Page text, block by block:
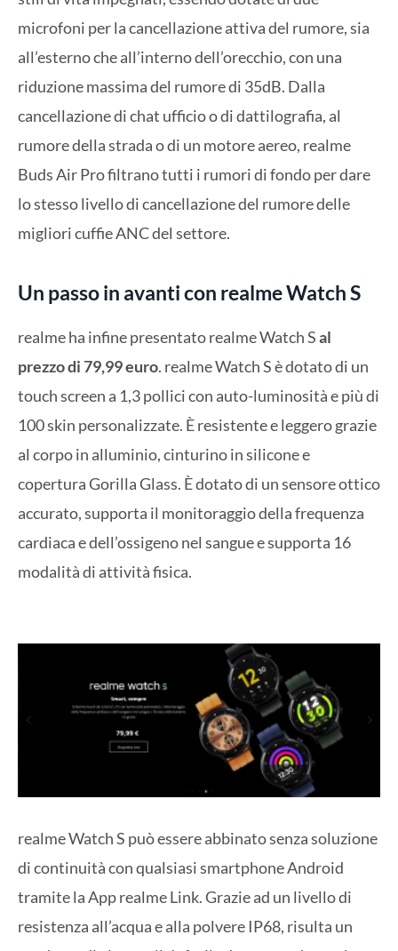
microfoni per la cancellazione attiva del rumore, sia
all’esterno che all’interno dell’orecchio, con una
riduzione massima del rumore di 35dB. Dalla
cancellazione di chat ufficio o di dattilografia, al
rumore della strada o di un motore aereo, realme
Buds Air Pro filtrano tutti i rumori di fondo per dare
lo stesso livello di cancellazione del rumore delle
migliori cuffie ANC del settore.
Un passo in avanti con realme Watch S
realme ha infine presentato realme Watch Sal
prezzo di 79,99 euro. realme Watch S è dotato di un
touch screen a 1,3 pollici con auto-luminosità e più di
100 skin personalizzate. È resistente e leggero grazie
al corpo in alluminio, cinturino in silicone e
copertura Gorilla Glass. È dotato di un sensore ottico
accurato, supporta il monitoraggio della frequenza
cardiaca e dell’ossigeno nel sangue e supporta 16
modalità di attività fisica.
realme Watch S può essere abbinato senza soluzione
di continuità con qualsiasi smartphone Android
tramite la App realme Link. Grazie ad un livello di
resistenza all’acqua e alla polvere IP68, risulta un